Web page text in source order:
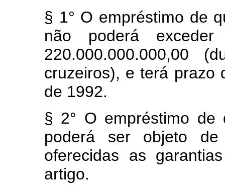
§ 1° O empréstimo de
não poderá
220.000.000.000,00
cruzeiros), e terá prazo
de 1992.
§ 2° O empréstimo de
poderá ser objeto de
oferecidas as
artigo.